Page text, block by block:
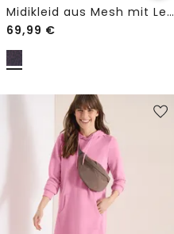
Midikleid aus Mesh mit Leo-Muster
69,99 €